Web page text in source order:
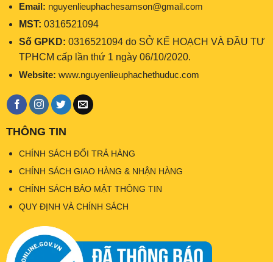
Email: nguyenlieuphachesamson@gmail.com
MST: 0316521094
Số GPKD: 0316521094 do SỞ KẾ HOẠCH VÀ ĐẦU TƯ
TPHCM cấp lần thứ 1 ngày 06/10/2020.
Website: www.nguyenlieuphachethuduc.com
THÔNG TIN
CHÍNH SÁCH ĐỔI TRẢ HÀNG
CHÍNH SÁCH GIAO HÀNG & NHẬN HÀNG
CHÍNH SÁCH BẢO MẬT THÔNG TIN
QUY ĐỊNH VÀ CHÍNH SÁCH